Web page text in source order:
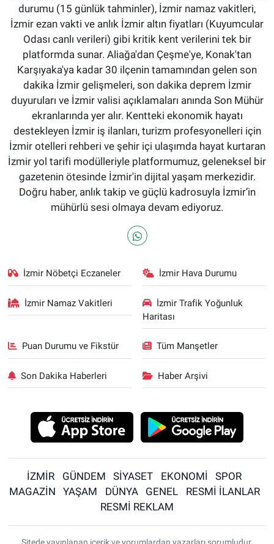
durumu (15 günlük tahminler), İzmir namaz vakitleri,
İzmir ezan vakti ve anlık İzmir altın fiyatları (Kuyumcular
Odası canlı verileri) gibi kritik kent verilerini tek bir
platformda sunar. Aliağa'dan Çeşme'ye, Konak'tan
Karşıyaka'ya kadar 30 ilçenin tamamından gelen son
dakika İzmir gelişmeleri, son dakika deprem İzmir
duyuruları ve İzmir valisi açıklamaları anında Son Mühür
ekranlarında yer alır. Kentteki ekonomik hayatı
destekleyen İzmir iş ilanları, turizm profesyonelleri için
İzmir otelleri rehberi ve şehir içi ulaşımda hayat kurtaran
İzmir yol tarifi modülleriyle platformumuz, geleneksel bir
gazetenin ötesinde İzmir'in dijital yaşam merkezidir.
Doğru haber, anlık takip ve güçlü kadrosuyla İzmir’in
mühürlü sesi olmaya devam ediyoruz.
İzmir Nöbetçi Eczaneler İzmir Hava Durumu
İzmir Namaz Vakitleri
İzmir Trafik Yoğunluk
Haritası
Puan Durumu ve Fikstür Tüm Manşetler
Son Dakika Haberleri Haber Arşivi
İZMİR GÜNDEM SİYASET EKONOMİ
SPOR
MAGAZİN
YAŞAM DÜNYA GENEL
RESMİ İLANLAR
RESMİ REKLAM